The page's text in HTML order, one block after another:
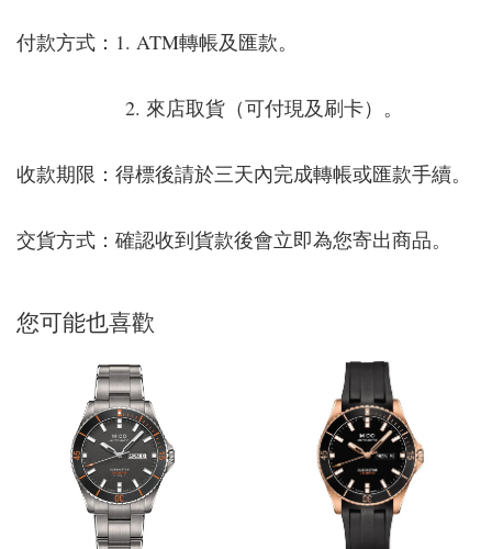
付款方式：1. ATM轉帳及匯款。
2. 來店取貨（可付現及刷卡）。
收款期限：得標後請於三天內完成轉帳或匯款手續。
交貨方式：確認收到貨款後會立即為您寄出商品。
您可能也喜歡